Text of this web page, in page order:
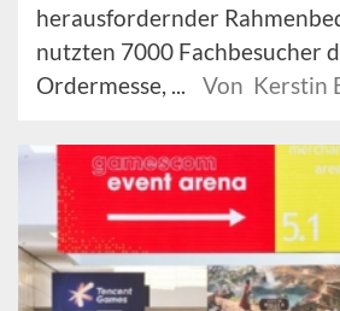
herausfordernder
nutzten 7000 Fachbesucher
Ordermesse, ...
Von Kerstin